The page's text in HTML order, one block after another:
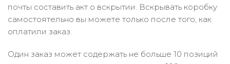
почты составить акт о вскрытии. Вскрывать коробку
самостоятельно вы можете только после того, как
оплатили заказ.
Один заказ может содержать не больше 10 позиций